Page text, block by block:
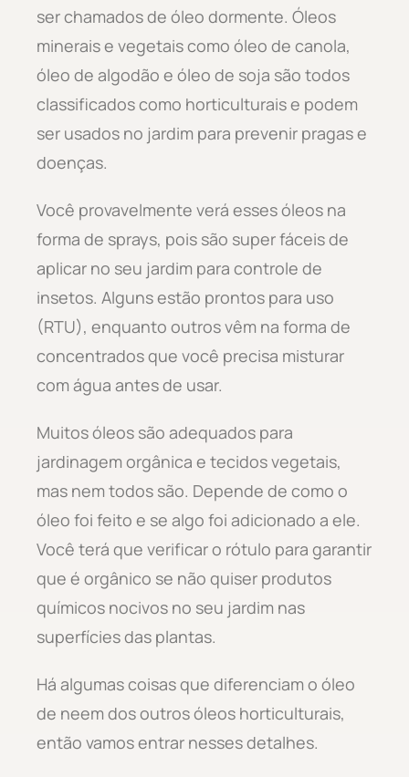
ser chamados de óleo dormente. Óleos
minerais e vegetais como óleo de canola,
óleo de algodão e óleo de soja são todos
classificados como horticulturais e podem
ser usados no jardim para prevenir pragas e
doenças.
Você provavelmente verá esses óleos na
forma de sprays, pois são super fáceis de
aplicar no seu jardim para controle de
insetos. Alguns estão prontos para uso
(RTU), enquanto outros vêm na forma de
concentrados que você precisa misturar
com água antes de usar.
Muitos óleos são adequados para
jardinagem orgânica e tecidos vegetais,
mas nem todos são. Depende de como o
óleo foi feito e se algo foi adicionado a ele.
Você terá que verificar o rótulo para garantir
que é orgânico se não quiser produtos
químicos nocivos no seu jardim nas
superfícies das plantas.
Há algumas coisas que diferenciam o óleo
de neem dos outros óleos horticulturais,
então vamos entrar nesses detalhes.